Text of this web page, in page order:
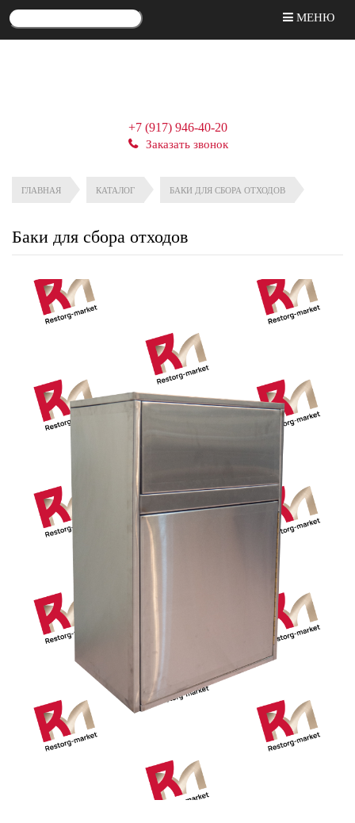
МЕНЮ
+7 (917) 946-40-20
Заказать звонок
ГЛАВНАЯ КАТАЛОГ БАКИ ДЛЯ СБОРА ОТХОДОВ
Баки для сбора отходов